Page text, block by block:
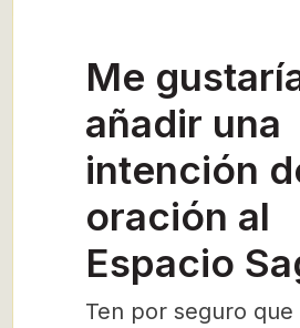
Me
añadir una
intención
oración al
Espacio
Ten por seguro que